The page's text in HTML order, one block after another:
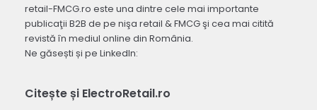
retail-FMCG.ro este una dintre cele mai importante
publicaţii B2B de pe nişa retail & FMCG şi cea mai citită
revistă în mediul online din România.
Ne găsești și pe LinkedIn:
Citește și ElectroRetail.ro